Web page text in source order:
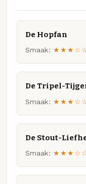
De Hopfan
Smaak:
De Tripel-
Smaak:
De Stout-
Smaak: